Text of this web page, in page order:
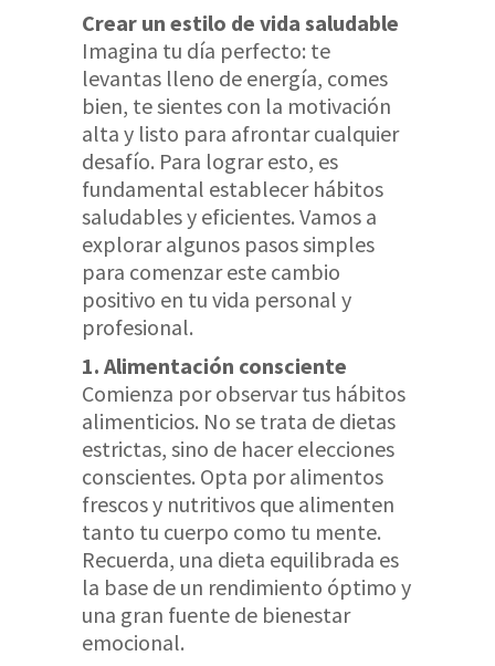
Crear un estilo de vida saludable
Imagina tu día perfecto: te
levantas lleno de energía, comes
bien, te sientes con la motivación
alta y listo para afrontar cualquier
desafío. Para lograr esto, es
fundamental establecer hábitos
saludables y eficientes. Vamos a
explorar algunos pasos simples
para comenzar este cambio
positivo en tu vida personal y
profesional.
1. Alimentación consciente
Comienza por observar tus hábitos
alimenticios. No se trata de dietas
estrictas, sino de hacer elecciones
conscientes. Opta por alimentos
frescos y nutritivos que alimenten
tanto tu cuerpo como tu mente.
Recuerda, una dieta equilibrada es
la base de un rendimiento óptimo y
una gran fuente de bienestar
emocional.